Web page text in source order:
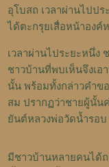
อุโบสถ เวลาผ่านไปป
ได้ตะกรุยเสื่อหน้าองค์
เวลาผ่านไประยะหนึ่ง
ชาวบ้านที่พบเห็นจึงเ
นั้น พร้อมทั้งกล่าวคำข
สม ปรากฏว่าชายผู้นั้น
ยันต์หลวงพ่อวัดน้ำรอบ
มีชาวบ้านหลายคนได้